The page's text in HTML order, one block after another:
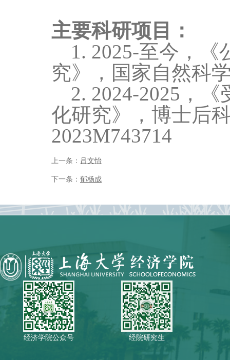
主要科研项目：
1. 2025-至今，《
究》，国家自然科
2. 2024-2025，
化研究》，博士后
2023M743714
上一条： 吕文怡
下一条： 郁杨成
经济学院公众号 经院研究生